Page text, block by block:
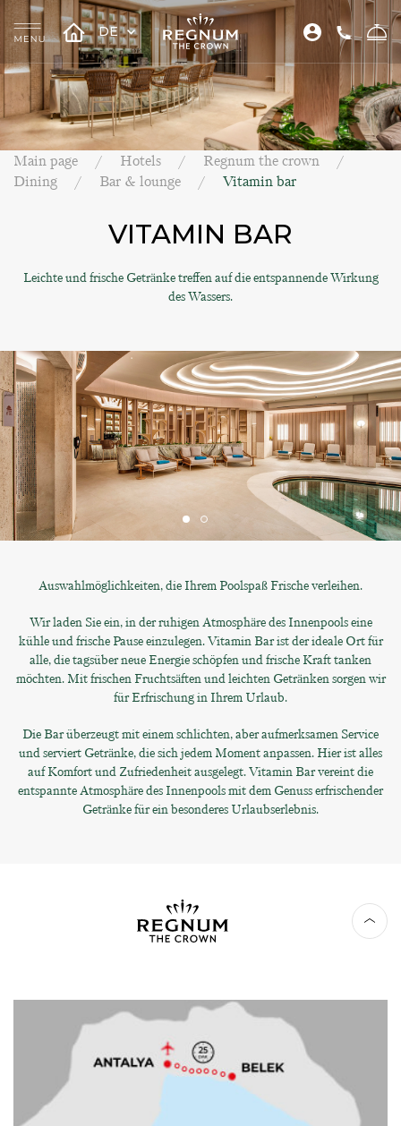
DE
Main page Hotels
Regnum the crown
Dining
Bar & lounge Vitamin bar
VITAMIN BAR
Leichte und frische Getränke treffen auf die entspannende Wirkung
des Wassers.
Auswahlmöglichkeiten, die Ihrem Poolspaß Frische verleihen.
Wir laden Sie ein, in der ruhigen Atmosphäre des Innenpools eine
kühle und frische Pause einzulegen. Vitamin Bar ist der ideale Ort für
alle, die tagsüber neue Energie schöpfen und frische Kraft tanken
möchten. Mit frischen Fruchtsäften und leichten Getränken sorgen wir
für Erfrischung in Ihrem Urlaub.
Die Bar überzeugt mit einem schlichten, aber aufmerksamen Service
und serviert Getränke, die sich jedem Moment anpassen. Hier ist alles
auf Komfort und Zufriedenheit ausgelegt. Vitamin Bar vereint die
entspannte Atmosphäre des Innenpools mit dem Genuss erfrischender
Getränke für ein besonderes Urlaubserlebnis.